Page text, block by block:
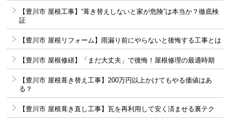
【豊川市 屋根工事】“葺き替えしないと家が危険”は本当か？徹底検
証
【豊川市 屋根リフォーム】雨漏り前にやらないと後悔する工事とは
【豊川市 屋根修繕】「まだ大丈夫」で後悔！屋根修理の最適時期
【豊川市 屋根葺き替え工事】200万円以上かけてもやる価値はあ
る？
【豊川市 屋根葺き直し工事】瓦を再利用して安く済ませる裏テク